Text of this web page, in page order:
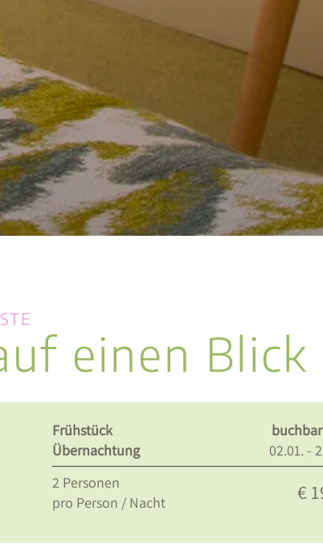
einen Blick
Frühstück
Übernachtung
02.01. -
2 Personen
pro Person / Nacht
€